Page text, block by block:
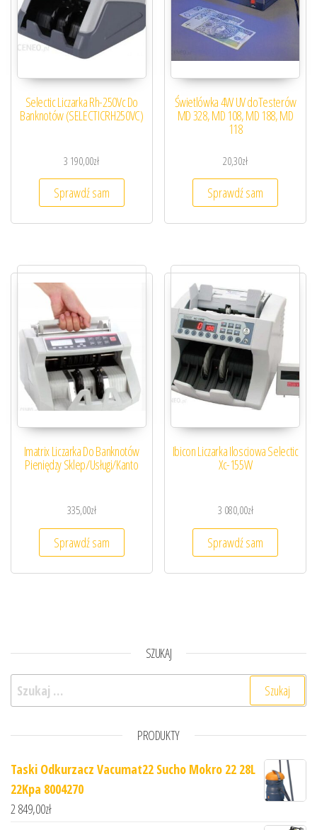
Selectic Liczarka Rh-250Vc Do
Banknotów (SELECTICRH250VC)
3 190,00zł
Sprawdź sam
Świetlówka 4W UV doTesterów
MD 328, MD 108, MD 188, MD
118
20,30zł
Sprawdź sam
Imatrix Liczarka Do Banknotów
Pieniędzy Sklep/Usługi/Kanto
335,00zł
Sprawdź sam
Ibicon Liczarka Ilosciowa Selectic
Xc-155W
3 080,00zł
Sprawdź sam
SZUKAJ
Szukaj:
PRODUKTY
Taski Odkurzacz Vacumat22 Sucho Mokro 22 28L
22Kpa 8004270
2 849,00zł